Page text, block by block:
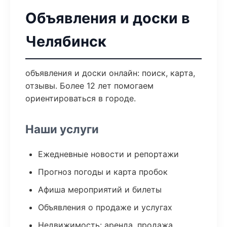
Объявления и доски в
Челябинск
объявления и доски онлайн: поиск, карта,
отзывы. Более 12 лет помогаем
ориентироваться в городе.
Наши услуги
Ежедневные новости и репортажи
Прогноз погоды и карта пробок
Афиша мероприятий и билеты
Объявления о продаже и услугах
Недвижимость: аренда, продажа